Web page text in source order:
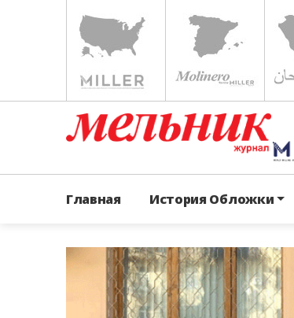
Главная История Обложки